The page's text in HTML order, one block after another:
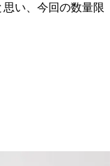
い、今回の数量限